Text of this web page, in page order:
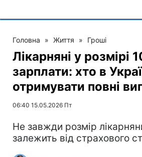
Головна » Життя » Гроші
Лікарняні у розмірі
зарплати: хто в
отримувати повні
06:40 15.05.2026 Пт
Не завжди розмір
залежить від страхового